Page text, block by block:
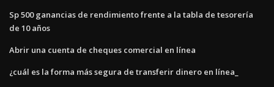
Sp 500 ganancias de rendimiento frente a la tabla de tesorería
de 10 años
Abrir una cuenta de cheques comercial en línea
¿cuál es la forma más segura de transferir dinero en línea_